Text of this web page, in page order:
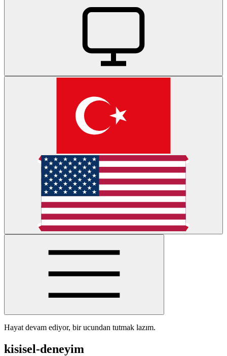
Hayat devam ediyor, bir ucundan tutmak lazım.
kisisel-deneyim